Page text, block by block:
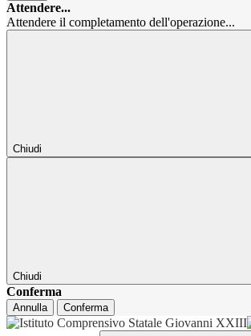
Attendere...
Attendere il completamento dell'operazione...
Chiudi
Chiudi
Conferma
Annulla Conferma